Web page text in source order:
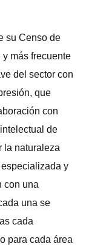
su Censo de
y más frecuente
del sector con
que
con
de
la naturaleza
y
con una
una se
cada
para cada área